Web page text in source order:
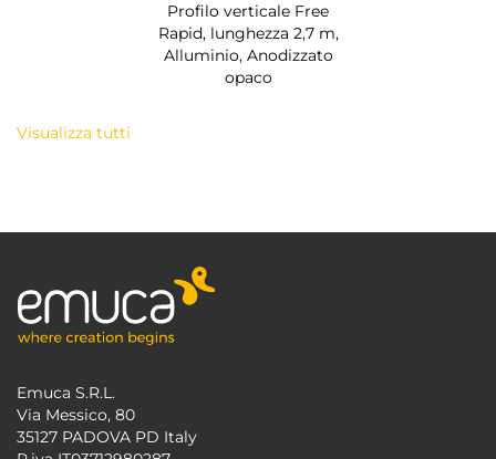
Profilo verticale Free
Rapid, lunghezza 2,7 m,
Alluminio, Anodizzato
opaco
Visualizza tutti
Emuca S.R.L.
Via Messico, 80
35127 PADOVA PD Italy